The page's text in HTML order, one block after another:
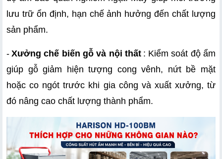
lưu trữ ổn định, hạn chế ảnh hưởng đến chất lượng
sản phẩm.
- Xưởng chế biến gỗ và nội thất : Kiểm soát độ ẩm
giúp gỗ giảm hiện tượng cong vênh, nứt bề mặt
hoặc co ngót trước khi gia công và xuất xưởng, từ
đó nâng cao chất lượng thành phẩm.